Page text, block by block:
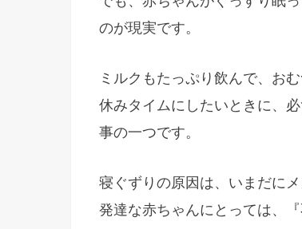
のが現実です。
ミルクもたっぷり飲んで、お
休みタイムにしたいときに、
事の一つです。
寝ぐずりの原因は、いまだに
発達な赤ちゃんにとっては、